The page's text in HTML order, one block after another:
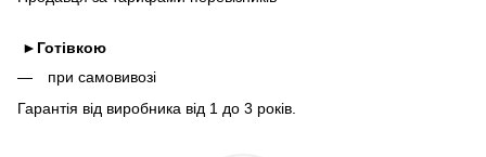
► Готівкою
при самовивозі
Гарантія від виробника від 1 до 3 років.